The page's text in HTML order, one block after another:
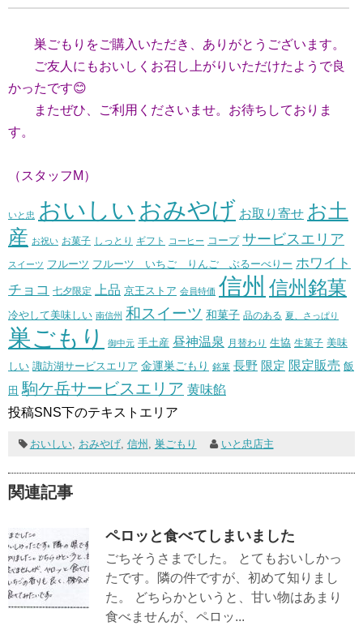
巣ごもりをご購入いただき、ありがとうございます。
ご友人にもおいしくお召し上がりいただけたようで良
かったです😊
またぜひ、ご利用くださいませ。お待ちしておりま
す。
（スタッフM）
いと忠 おいしい おみやげ お取り寄せ お土
産 お祝い お菓子 しっとり ギフト コーヒー コープ サービスエリア
スイーツ フルーツ フルーツ いちご りんご ぶるーべりー ホワイト
チョコ 七夕限定 上品 京王ストア 会員特価 信州 信州銘菓
冷やして美味しい 南信州 和スイーツ 和菓子 品のある 夏、さっぱり
巣ごもり 御中元 手土産 昼神温泉 月替わり 生協 生菓子 美味
しい 諏訪湖サービスエリア 金運巣ごもり 銘菓 長野 限定 限定販売 飯
田 駒ケ岳サービスエリア 黄味餡
投稿SNS下のテキストエリア
おいしい, おみやげ, 信州 巣ごもり いと忠店主
関連記事
ペロッと食べてしまいました
ごちそうさまでした。 とてもおいしかっ
たです。隣の件ですが、初めて知りまし
た。 どちらかというと、甘い物はあまり
食べませんが、ペロッ...